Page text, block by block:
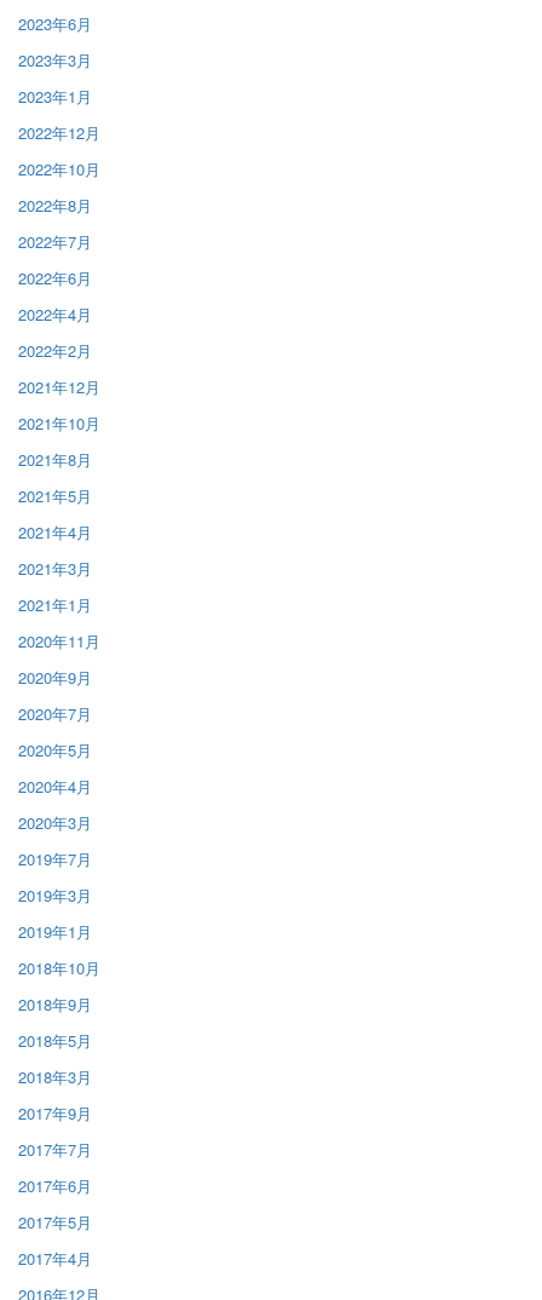
2023年6月
2023年3月
2023年1月
2022年12月
2022年10月
2022年8月
2022年7月
2022年6月
2022年4月
2022年2月
2021年12月
2021年10月
2021年8月
2021年5月
2021年4月
2021年3月
2021年1月
2020年11月
2020年9月
2020年7月
2020年5月
2020年4月
2020年3月
2019年7月
2019年3月
2019年1月
2018年10月
2018年9月
2018年5月
2018年3月
2017年9月
2017年7月
2017年6月
2017年5月
2017年4月
2016年12月